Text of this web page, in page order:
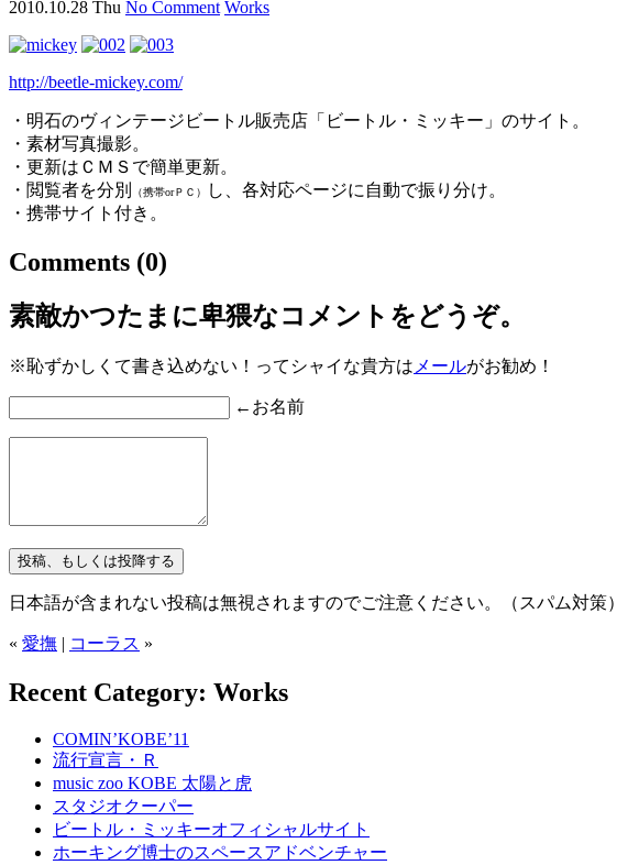
2010.10.28 Thu No Comment Works
http://beetle-mickey.com/
・明石のヴィンテージビートル販売店「ビートル・ミッキー」のサイト。
・素材写真撮影。
・更新はＣＭＳで簡単更新。
・閲覧者を分別
（携帯orＰＣ）
し、各対応ページに自動で振り分け。
・携帯サイト付き。
Comments (0)
素敵かつたまに卑猥なコメントをどうぞ。
※恥ずかしくて書き込めない！ってシャイな貴方は メールがお勧め！
←お名前
日本語が含まれない投稿は無視されますのでご注意ください。（スパム対策）
« 愛撫 | コーラス »
Recent Category: Works
COMIN’KOBE’11
流行宣言・Ｒ
music zoo KOBE 太陽と虎
スタジオクーパー
ビートル・ミッキーオフィシャルサイト
ホーキング博士のスペースアドベンチャー